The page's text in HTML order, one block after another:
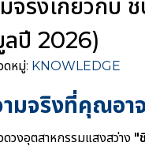
จริงเกี่ยวกับ
ลปี 2026)
ดหมู่: KNOWLEDGE
ามจริงที่คุณอา
ดวงอุตสาหกรรมแสงสว่าง "